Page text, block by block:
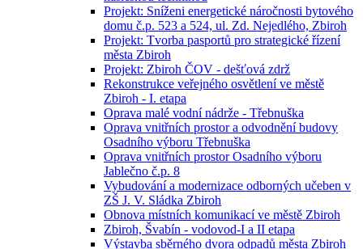
Projekt: Sníženi energetické náročnosti bytového
domu č.p. 523 a 524, ul. Zd. Nejedlého, Zbiroh
Projekt: Tvorba pasportů pro strategické řízení
města Zbiroh
Projekt: Zbiroh ČOV - dešťová zdrž
Rekonstrukce veřejného osvětlení ve městě
Zbiroh - I. etapa
Oprava malé vodní nádrže - Třebnuška
Oprava vnitřních prostor a odvodnění budovy
Osadního výboru Třebnuška
Oprava vnitřních prostor Osadního výboru
Jablečno č.p. 8
Vybudování a modernizace odborných učeben v
ZŠ J. V. Sládka Zbiroh
Obnova místních komunikací ve městě Zbiroh
Zbiroh, Švabín - vodovod-I a II etapa
Výstavba sběrného dvora odpadů města Zbiroh